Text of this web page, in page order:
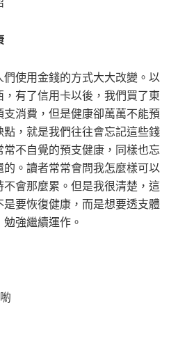
使用金錢的方式大大改變。以
有了信用卡以後，我們買了東
消費，但是健康卻萬萬不能預
，就是我們往往會忘記這些錢
不自覺的預支健康，同樣也忘
。讀者常常會問我怎麼樣可以
會那麼累。但是我很清楚，這
要恢復健康，而是想要透支體
強繼續運作。